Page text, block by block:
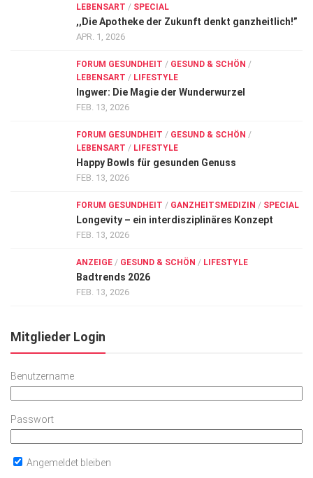
LEBENSART / SPECIAL
,,Die Apotheke der Zukunft denkt ganzheitlich!”
APR. 1, 2026
FORUM GESUNDHEIT / GESUND & SCHÖN /
LEBENSART / LIFESTYLE
Ingwer: Die Magie der Wunderwurzel
FEB. 13, 2026
FORUM GESUNDHEIT / GESUND & SCHÖN /
LEBENSART / LIFESTYLE
Happy Bowls für gesunden Genuss
FEB. 13, 2026
FORUM GESUNDHEIT / GANZHEITSMEDIZIN / SPECIAL
Longevity – ein interdisziplinäres Konzept
FEB. 13, 2026
ANZEIGE / GESUND & SCHÖN / LIFESTYLE
Badtrends 2026
FEB. 13, 2026
Mitglieder Login
Benutzername
Passwort
Angemeldet bleiben